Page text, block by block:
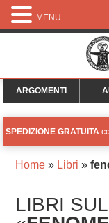
ARGOMENTI
SPEDIZIONE GRATUITA
Home» Libri »
LIBRI
MENU